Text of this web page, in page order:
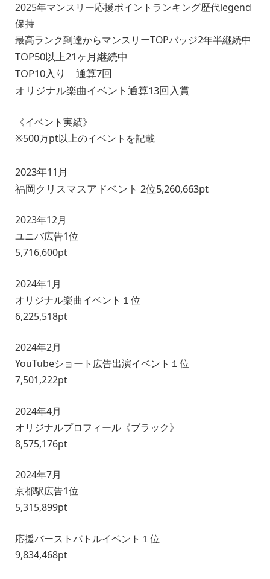
2025年マンスリー応援ポイントランキング歴代legend
保持
最高ランク到達からマンスリーTOPバッジ2年半継続中
TOP50以上21ヶ月継続中
TOP10入り 通算7回
オリジナル楽曲イベント通算13回入賞
《イベント実績》
※500万pt以上のイベントを記載
2023年11月
福岡クリスマスアドベント 2位5,260,663pt
2023年12月
ユニバ広告1位
5,716,600pt
2024年1月
オリジナル楽曲イベント１位
6,225,518pt
2024年2月
YouTubeショート広告出演イベント１位
7,501,222pt
2024年4月
オリジナルプロフィール《ブラック》
8,575,176pt
2024年7月
京都駅広告1位
5,315,899pt
応援バーストバトルイベント１位
9,834,468pt